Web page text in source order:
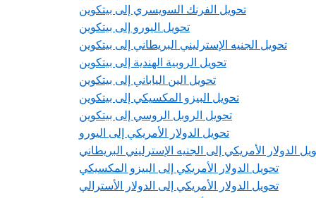
تحويل الفرنك السويسري إلى بيتكوين
تحويل اليورو إلى بيتكوين
تحويل الجنيه الإسترليني البريطاني إلى بيتكوين
تحويل الروبية الهندية إلى بيتكوين
تحويل الين الياباني إلى بيتكوين
تحويل البيزو المكسيكي إلى بيتكوين
تحويل الروبل الروسي إلى بيتكوين
تحويل الدولار الأمريكي إلى اليورو
الدولار الأمريكي إلى الجنيه الإسترليني البريطاني
تحويل الدولار الأمريكي إلى البيزو المكسيكي
تحويل الدولار الأمريكي إلى الدولار الأسترالي